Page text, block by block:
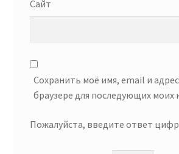
Сайт
Сохранить моё имя, email и
браузере для последующих моих
Пожалуйста, введите ответ